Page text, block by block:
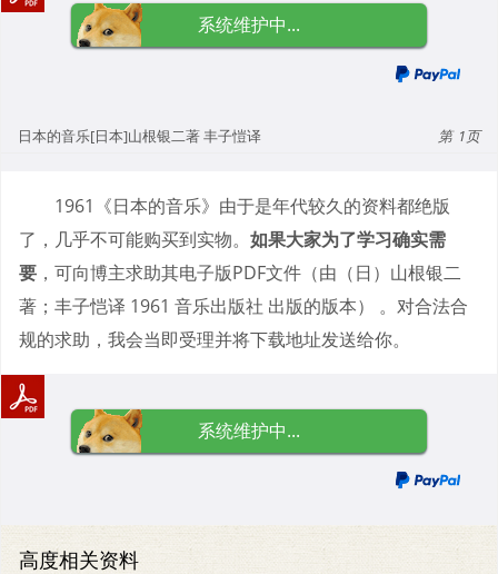
系统维护中...
日本的音乐[日本]山根银二著 丰子愷译 1
1961《日本的音乐》由于是年代较久的资料都绝版
了，几乎不可能购买到实物。 如果大家为了学习确实需
要 ，可向博主求助其电子版PDF文件（由（日）山根银二
著；丰子恺译 1961 音乐出版社 出版的版本） 。对合法合
规的求助，我会当即受理并将下载地址发送给你。
系统维护中...
高度相关资料